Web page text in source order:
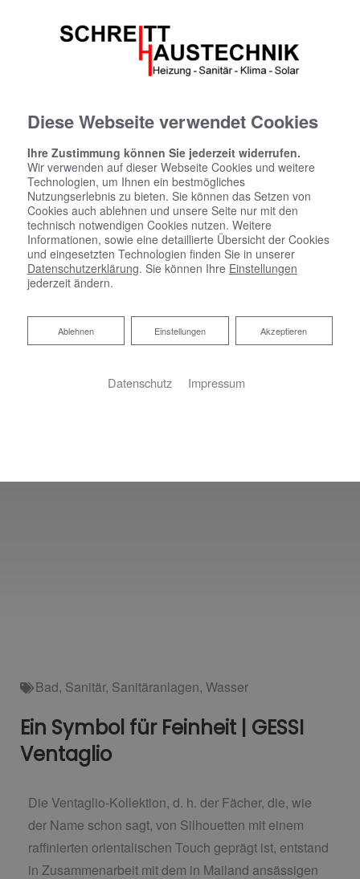
Bad, Sanitär, Sanitäranlagen, Wasser
Ein Symbol für Feinheit | GESSI
Ventaglio
Die Ventaglio-Kollektion, d. h. der Fächer, die, wie
der Name schon sagt, von Silhouetten mit einem
raffinierten orientalischen Touch geprägt ist, entstand
in Zusammenarbeit mit dem in Mailand ansässigen
Diese Webseite verwendet Cookies
Ihre Zustimmung können Sie jederzeit widerrufen.
Wir verwenden auf dieser Webseite Cookies und weitere
Technologien, um Ihnen ein bestmögliches
Nutzungserlebnis zu bieten. Sie können das Setzen von
Cookies auch ablehnen und unsere Seite nur mit den
technisch notwendigen Cookies nutzen. Weitere
Informationen, sowie eine detaillierte Übersicht der Cookies
und eingesetzten Technologien finden Sie in unserer
Datenschutzerklärung. Sie können Ihre Einstellungen
jederzeit ändern.
Akzeptieren
Einstellungen
Ablehnen
Ablehnen
Datenschutz Impressum